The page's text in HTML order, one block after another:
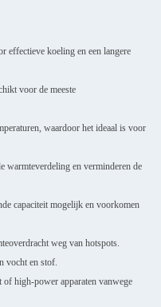
effectieve koeling en een langere
voor de meeste
waardoor het ideaal is voor
warmteverdeling en verminderen de
capaciteit mogelijk en voorkomen
weg van hotspots.
vocht en stof.
high-power apparaten vanwege